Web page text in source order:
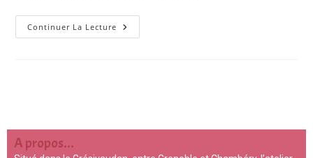
Continuer La Lecture
A propos...